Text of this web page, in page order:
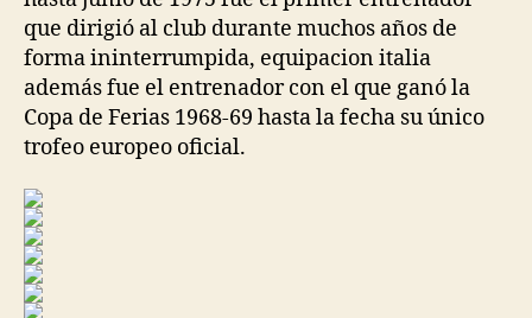
que dirigió al club durante muchos años de
forma ininterrumpida, equipacion italia
además fue el entrenador con el que ganó la
Copa de Ferias 1968-69 hasta la fecha su único
trofeo europeo oficial.